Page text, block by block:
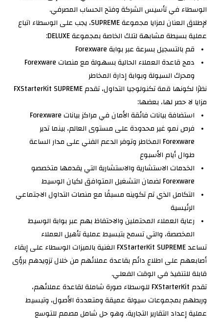
الوسطاء في تأسيس الشركة وفتح الحساب المصرفي.
لإطلاق العنان لمزايا مجموعة SUPREME، يجب على الوسطاء اتباع
عملية بسيطة مشابهة لتلك الخاصة بمجموعة DELUXE:
قم بالتسجيل بسرعة عبر بوابة Forexware
دمج قاعدة العملاء الحالية بسهولة مع منصات Forexware
ومحرك السيولة وبوابة إدارة المخاطر
نظرًا لكونها قمة تكنولوجيا التداول، تقدم FXStarterKit SUPREME
مزايا لا حصر لها، بعضها:
استضافة بيانات فائقة الأمان في مراكز بيانات Forexware
فرص نمو غير محدودة على مستوى العالم، بينما تدير
Forexware المخاطر وتوفر الدعم الفني على مدار الساعة
طوال أيام الأسبوع
الخدمات الاستشارية والاستشارية التي يقدمها متخصصو
Forexware لضمان التشغيل المتوافق لكيان الوسيط
التكامل الذي تم تكوينه مسبقًا مع منصات التداول الاجتماعي
الرئيسية
رعاية العملاء المحتملين والاحتفاظ بهم عبر بوابة الوسيط
المخصصة، والتي تسمح بتبسيط عملية تأهيل العملاء
تساعد FXStarterKit SUPREME الغنية بالميزات الوسطاء على إبقاء
أصابعهم على اطلاع دائم بقاعدة عملائهم من خلال تزويدهم برؤى
قابلة للتنفيذ في الوقت الفعلي.
تقدم FXStarterKit للوسطاء صورة شاملة لقاعدة عملائهم،
وربطهم بمجموعات سيولة عميقة ومتعددة الأصول، وتبسيط
عملية إعداد التقارير التجارية، وهو حل شامل مصمم للتوسع